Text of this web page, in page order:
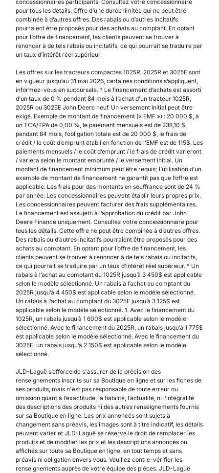
concessionnaires participants. Consultez votre concessionnaire
pour tous les détails. Offre d’une durée limitée qui ne peut être
combinée à d’autres offres. Des rabais ou d’autres incitatifs
pourraient être proposés pour des achats au comptant. En optant
pour l’offre de financement, les clients peuvent se trouver à
renoncer à de tels rabais ou incitatifs, ce qui pourrait se traduire par
un taux d’intérêt réel supérieur.
Les offres sur les tracteurs compactes 1025R, 2025R et 3025E sont
en vigueur jusqu’au 31 mai 2026, certaines conditions s’appliquent,
informez-vous en succursale. † Le financement d’achats est assorti
d’un taux de 0 % pendant 84 mois à l’achat d’un tracteur 1025R,
2025R ou 3025E John Deere neuf. Un versement initial peut être
exigé. Exemple de montant de financement (« EMF ») : 20 000 $, à
un TCA/TPA de 0,00 %, le paiement mensuels est de 238,10 $
pendant 84 mois, l’obligation totale est de 20 000 $, le frais de
crédit / le coût d’emprunt établi en fonction de l’EMF est de 115$. Les
paiements mensuels / le coût d’emprunt / le frais de crédit varieront
/ variera selon le montant emprunté / le versement initial. Un
montant de financement minimum peut être requis; l’utilisation d’un
exemple de montant de financement ne garantit pas que l’offre est
applicable. Les frais pour des montants en souffrance sont de 24 %
par année. Les concessionnaires peuvent établir leurs propres prix.
Les concessionnaires peuvent facturer des frais supplémentaires.
Le financement est assujetti à l’approbation du crédit par John
Deere Finance uniquement. Consultez votre concessionnaire pour
tous les détails. Cette offre ne peut être combinée à d’autres offres.
Des rabais ou d’autres incitatifs pourraient être proposés pour des
achats au comptant. En optant pour l’offre de financement, les
clients peuvent se trouver à renoncer à de tels rabais ou incitatifs,
ce qui pourrait se traduire par un taux d’intérêt réel supérieur. * Un
rabais à l’achat au comptant du 1025R jusqu’à 3 450$ est applicable
selon le modèle sélectionné. Un rabais à l’achat au comptant du
2025R jusqu’à 4 450$ est applicable selon le modèle sélectionné.
Un rabais à l’achat au comptant du 3025E jusqu’à 3 125$ est
applicable selon le modèle sélectionné. 1. Avec le financement du
1025R, un rabais jusqu’à 1 600$ est applicable selon le modèle
sélectionné. Avec le financement du 2025R, un rabais jusqu’à 1 775$
est applicable selon le modèle sélectionné. Avec le financement du
3025E, un rabais jusqu’à 2 150$ est applicable selon le modèle
sélectionné.
JLD-Laguë s’efforce de s'assurer de la précision des
renseignements inscrits sur sa Boutique en ligne et sur les fiches de
ses produits, mais n'est pas responsable de toute erreur ou
omission quant à l’exactitude, la fiabilité, l’actualité, ni l’intégralité
des descriptions des produits ni des autres renseignements fournis
sur sa Boutique en ligne. Les prix annoncés sont sujets à
changement sans préavis, les images sont à titre indicatif, les détails
peuvent varier et JLD-Laguë se réserve le droit de remplacer les
produits et de modifier les prix et les descriptions annoncés ou
affichés sur toute sa Boutique en ligne, en tout temps et sans
préavis ni obligation envers vous. Veuillez contre-vérifier les
renseignements auprès de votre équipe des pièces. JLD-Laguë